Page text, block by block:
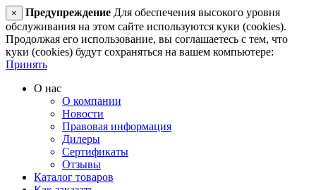
× Предупреждение Для обеспечения высокого уровня
обслуживания на этом сайте используются куки (cookies).
Продолжая его использование, вы соглашаетесь с тем, что
куки (cookies) будут сохраняться на вашем компьютере:
Принять
О нас
О компании
Новости
Правовая информация
Дилеры
Сертификаты
Отзывы
Каталог товаров